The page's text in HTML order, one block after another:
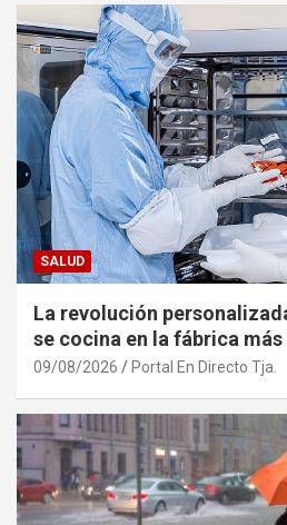
SALUD
La revolución
se cocina en la fábrica
09/08/2026 Portal En Directo Tja.